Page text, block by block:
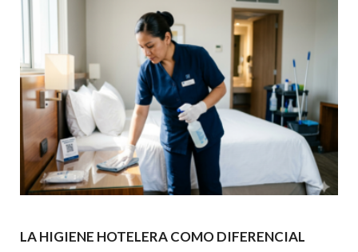
LA HIGIENE HOTELERA COMO DIFERENCIAL